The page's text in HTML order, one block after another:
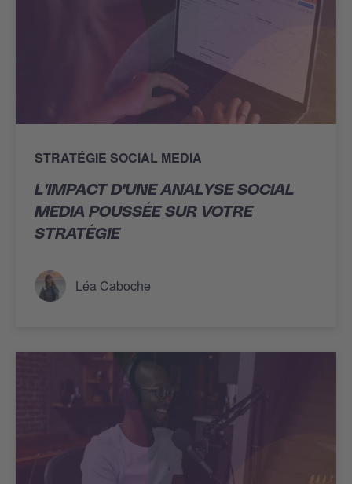
STRATÉGIE SOCIAL MEDIA
L'IMPACT D'UNE ANALYSE SOCIAL
MEDIA POUSSÉE SUR VOTRE
STRATÉGIE
Léa Caboche